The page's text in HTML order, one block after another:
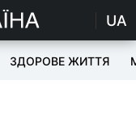
UA
ЗДОРОВЕ ЖИТТЯ